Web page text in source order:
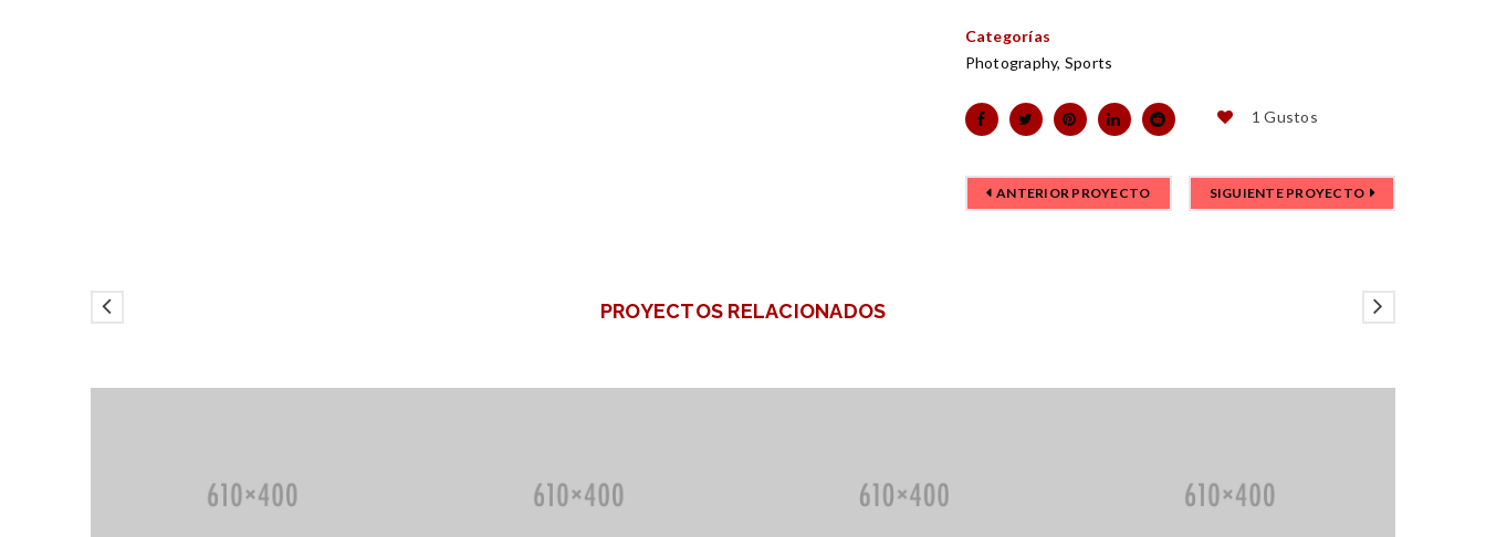
Categorías
Photography, Sports
1 Gustos
ANTERIOR PROYECTO SIGUIENTE PROYECTO
PROYECTOS RELACIONADOS